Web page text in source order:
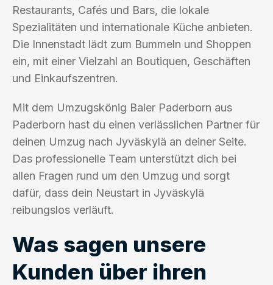
Restaurants, Cafés und Bars, die lokale
Spezialitäten und internationale Küche anbieten.
Die Innenstadt lädt zum Bummeln und Shoppen
ein, mit einer Vielzahl an Boutiquen, Geschäften
und Einkaufszentren.
Mit dem Umzugskönig Baier Paderborn aus
Paderborn hast du einen verlässlichen Partner für
deinen Umzug nach Jyväskylä an deiner Seite.
Das professionelle Team unterstützt dich bei
allen Fragen rund um den Umzug und sorgt
dafür, dass dein Neustart in Jyväskylä
reibungslos verläuft.
Was sagen unsere
Kunden über ihren